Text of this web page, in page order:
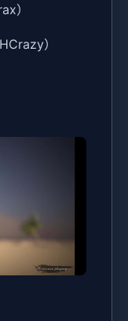
）
）